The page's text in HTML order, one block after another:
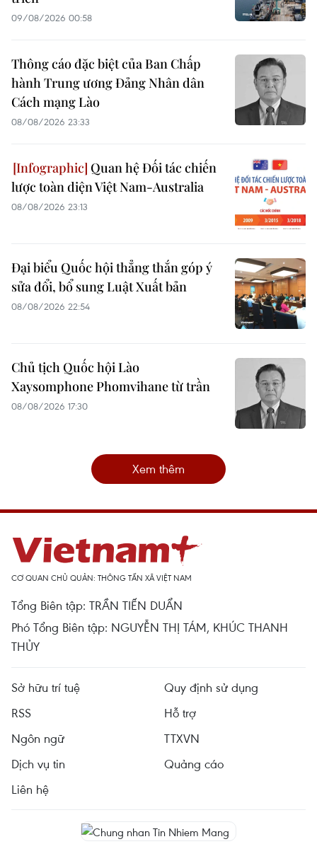
09/08/2026 00:58
Thông cáo đặc biệt của Ban Chấp
hành Trung ương Đảng Nhân dân
Cách mạng Lào
08/08/2026 23:33
Quan hệ Đối tác chiến
lược toàn diện Việt Nam-Australia
08/08/2026 23:13
Đại biểu Quốc hội thẳng thắn góp ý
sửa đổi, bổ sung Luật Xuất bản
08/08/2026 22:54
Chủ tịch Quốc hội Lào
Xaysomphone Phomvihane từ trần
08/08/2026 17:30
Xem thêm
CƠ QUAN CHỦ QUẢN: THÔNG TẤN XÃ VIỆT NAM
Tổng Biên tập: TRẦN TIẾN DUẨN
Phó Tổng Biên tập: NGUYỄN THỊ TÁM, KHÚC THANH
THỦY
Sở hữu trí tuệ
Quy định sử dụng
RSS
Hỗ trợ
Ngôn ngữ
TTXVN
Dịch vụ tin
Quảng cáo
Liên hệ